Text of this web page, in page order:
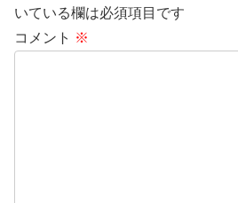
いている欄は必須項目です
コメント ※